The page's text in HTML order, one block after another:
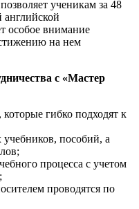
ученикам за 48
английской
особое внимание
на нем
с «Мастер
гибко подходят к
пособий, а
процесса с учетом
проводятся по